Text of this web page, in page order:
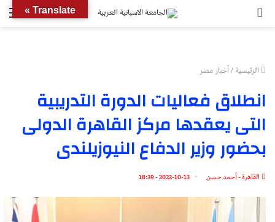
الرئيسية/أخبار مصر
انطلاق فعاليات الدورة التدريبية
التى يعقدها مركز القاهرة الدولى
بحضور وزير الدفاع النيوزيلندى
القاهرة - أحمد حسن 2022-10-13 - 18:39
Translate »